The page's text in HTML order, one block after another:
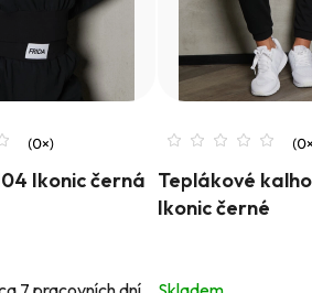
Ikonic černá Teplákové
Ikonic černé